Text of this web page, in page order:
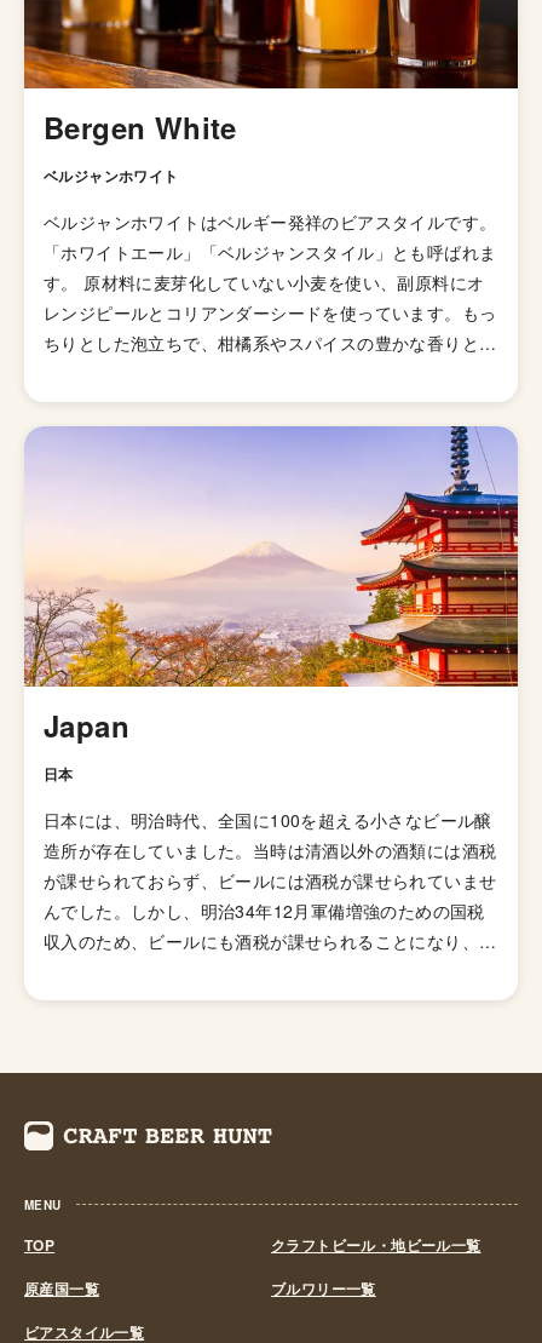
Bergen White
ベルジャンホワイト
ベルジャンホワイトはベルギー発祥のビアスタイルです。
「ホワイトエール」「ベルジャンスタイル」とも呼ばれま
す。 原材料に麦芽化していない小麦を使い、副原料にオ
レンジピールとコリアンダーシードを使っています。もっ
ちりとした泡立ちで、柑橘系やスパイスの豊かな香りと柔
す。 かつて、ヨーロッパでホップが普及する以前は小麦
と大麦にグルートと呼ばれるハーブの混合物で風味づけが
されていました。そして、中世の後半、グルートにホップ
が追加され、今日でもベルギーの白ビールの原材料として
使用されています。 ベルジャンホワイトは1950年代後半
に一度、生産終了しましたが、ピエール・セリスという若
い農夫の手によって復活。彼の名を冠した「セリスホワイ
ト」や「ブロンシュ・デ・ナミュール」「ワトウズヴィッ
ト」などが有名銘柄です。
Japan
日本
日本には、明治時代、全国に100を超える小さなビール醸
造所が存在していました。当時は清酒以外の酒類には酒税
が課せられておらず、ビールには酒税が課せられていませ
んでした。しかし、明治34年12月軍備増強のための国税
収入のため、ビールにも酒税が課せられることになり、資
を消していきました。これによりビール作りは戦後しばら
の年間2,000キロリッターから60キロリッターに引き下げ
られたことで転機がおとずれます。これにより、再び小規
が誕生する流れができました。ちなみ、地ビール製造免許
第1号は新潟県のエチゴビールと北海道のオホーツクビー
「オホーツクビール」が発売されました。 この経済政策
は功を奏し、日本中に続々と地ビール製造業社が生まれ、
MENU
TOP
クラフトビール・地ビール一覧
原産国一覧
ブルワリー一覧
ビアスタイル一覧